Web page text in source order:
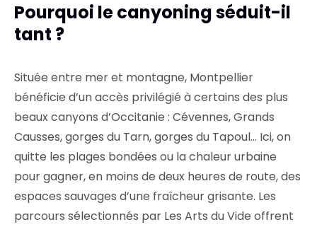
Pourquoi le canyoning séduit-il
tant ?
Située entre mer et montagne, Montpellier
bénéficie d’un accès privilégié à certains des plus
beaux canyons d’Occitanie : Cévennes, Grands
Causses, gorges du Tarn, gorges du Tapoul… Ici, on
quitte les plages bondées ou la chaleur urbaine
pour gagner, en moins de deux heures de route, des
espaces sauvages d’une fraîcheur grisante. Les
parcours sélectionnés par Les Arts du Vide offrent